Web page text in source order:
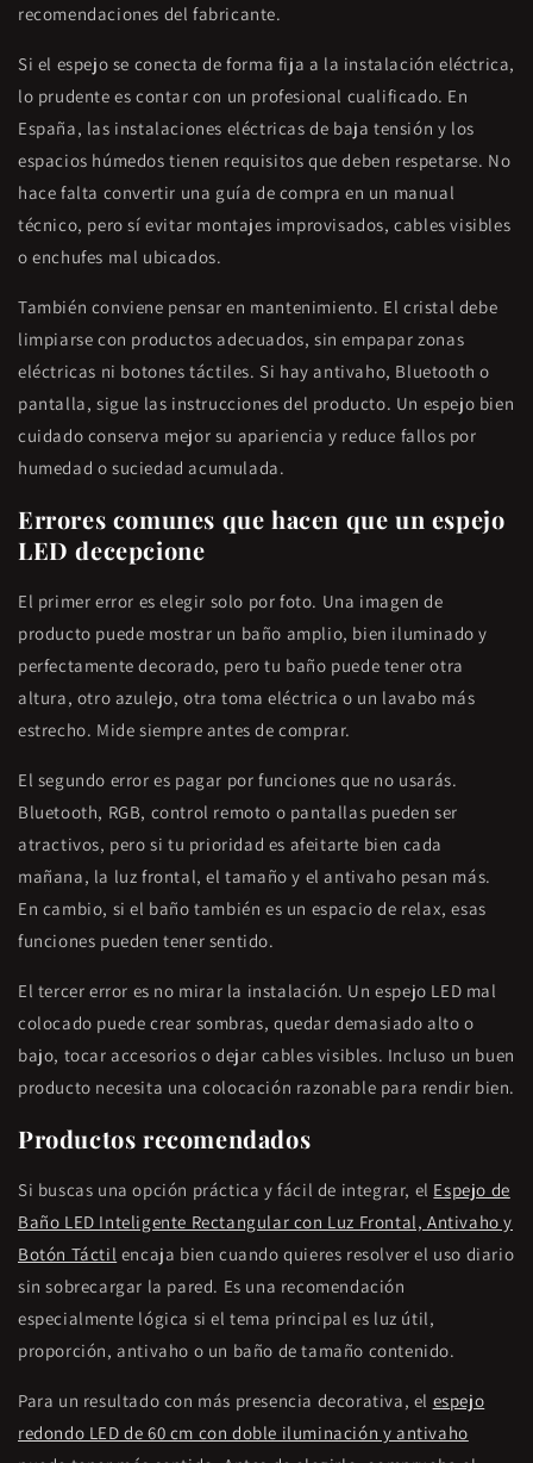
recomendaciones del fabricante.
Si el espejo se conecta de forma fija a la instalación eléctrica,
lo prudente es contar con un profesional cualificado. En
España, las instalaciones eléctricas de baja tensión y los
espacios húmedos tienen requisitos que deben respetarse. No
hace falta convertir una guía de compra en un manual
técnico, pero sí evitar montajes improvisados, cables visibles
o enchufes mal ubicados.
También conviene pensar en mantenimiento. El cristal debe
limpiarse con productos adecuados, sin empapar zonas
eléctricas ni botones táctiles. Si hay antivaho, Bluetooth o
pantalla, sigue las instrucciones del producto. Un espejo bien
cuidado conserva mejor su apariencia y reduce fallos por
humedad o suciedad acumulada.
Errores comunes que hacen que un espejo
LED decepcione
El primer error es elegir solo por foto. Una imagen de
producto puede mostrar un baño amplio, bien iluminado y
perfectamente decorado, pero tu baño puede tener otra
altura, otro azulejo, otra toma eléctrica o un lavabo más
estrecho. Mide siempre antes de comprar.
El segundo error es pagar por funciones que no usarás.
Bluetooth, RGB, control remoto o pantallas pueden ser
atractivos, pero si tu prioridad es afeitarte bien cada
mañana, la luz frontal, el tamaño y el antivaho pesan más.
En cambio, si el baño también es un espacio de relax, esas
funciones pueden tener sentido.
El tercer error es no mirar la instalación. Un espejo LED mal
colocado puede crear sombras, quedar demasiado alto o
bajo, tocar accesorios o dejar cables visibles. Incluso un buen
producto necesita una colocación razonable para rendir bien.
Productos recomendados
Si buscas una opción práctica y fácil de integrar, el Espejo de
Baño LED Inteligente Rectangular con Luz Frontal, Antivaho y
Botón Táctil encaja bien cuando quieres resolver el uso diario
sin sobrecargar la pared. Es una recomendación
especialmente lógica si el tema principal es luz útil,
proporción, antivaho o un baño de tamaño contenido.
Para un resultado con más presencia decorativa, el espejo
redondo LED de 60 cm con doble iluminación y antivaho